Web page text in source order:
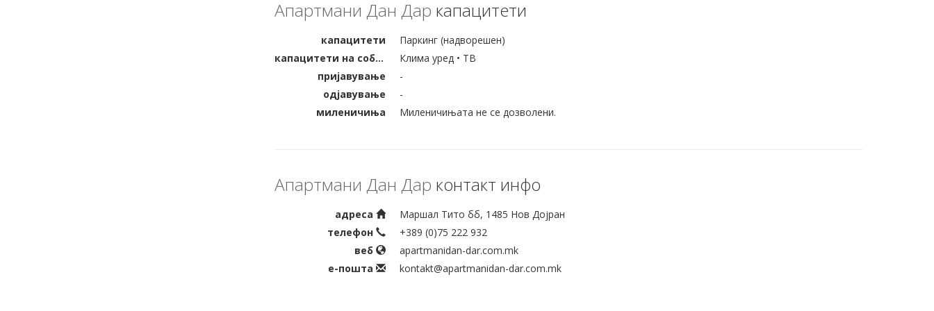
Апартмани Дан Дар капацитети
капацитети
Паркинг (надворешен)
капацитети на собата
Клима уред • ТВ
пријавување
-
одјавување
-
миленичиња
Миленичињата не се дозволени.
Апартмани Дан Дар контакт инфо
адреса
Маршал Тито бб, 1485 Нов Дојран
телефон
+389 (0)75 222 932
веб
apartmanidan-dar.com.mk
е-пошта
kontakt@apartmanidan-dar.com.mk